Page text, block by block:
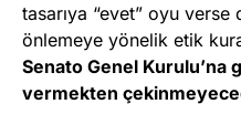
tasarıya “evet” oyu verse
önlemeye yönelik etik
Senato Genel Kurulu’na
vermekten